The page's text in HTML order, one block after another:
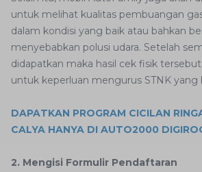
untuk melihat kualitas pembuangan
dalam kondisi yang baik atau bahkan
menyebabkan polusi udara. Setelah
didapatkan maka hasil cek fisik
untuk keperluan mengurus STNK yang
DAPATKAN PROGRAM CICILAN
CALYA HANYA DI AUTO2000
2. Mengisi Formulir Pendaftaran